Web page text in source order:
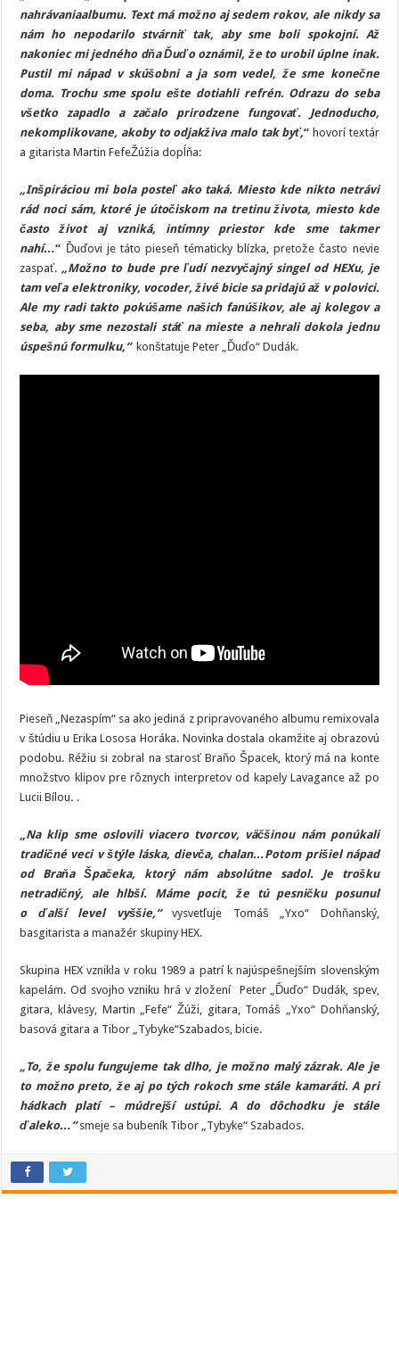
nahrávaniaalbumu. Text má možno aj sedem rokov, ale nikdy sa
nám ho nepodarilo stvárniť tak, aby sme boli spokojní. Až
nakoniec mi jedného dňa Ďuďo oznámil, že to urobil úplne inak.
Pustil mi nápad v skúšobni a ja som vedel, že sme konečne
doma. Trochu sme spolu ešte dotiahli refrén. Odrazu do seba
všetko zapadlo a začalo prirodzene fungovať. Jednoducho,
nekomplikovane, akoby to odjakživa malo tak byť,“ hovorí textár
a gitarista Martin FefeŽúžia dopĺňa:
„Inšpiráciou mi bola posteľ ako taká. Miesto kde nikto netrávi
rád noci sám, ktoré je útočiskom na tretinu života, miesto kde
často život aj vzniká, intímny priestor kde sme takmer
nahí…“ Ďuďovi je táto pieseň tématicky blízka, pretože často nevie
zaspať. „Možno to bude pre ľudí nezvyčajný singel od HEXu, je
tam veľa elektroniky, vocoder, živé bicie sa pridajú až v polovici.
Ale my radi takto pokúšame našich fanúšikov, ale aj kolegov a
seba, aby sme nezostali stáť na mieste a nehrali dokola jednu
úspešnú formulku,“konštatuje Peter „Ďuďo“ Dudák.
Pieseň „Nezaspím“ sa ako jediná z pripravovaného albumu remixovala
v štúdiu u Erika Lososa Horáka. Novinka dostala okamžite aj obrazovú
podobu. Réžiu si zobral na starosť Braňo Špacek, ktorý má na konte
množstvo klipov pre rôznych interpretov od kapely Lavagance až po
Lucii Bílou. .
„Na klip sme oslovili viacero tvorcov, väčšinou nám ponúkali
tradičné veci v štýle láska, dievča, chalan…Potom prišiel nápad
od Braňa Špačeka, ktorý nám absolútne sadol. Je trošku
netradičný, ale hlbší. Máme pocit, že tú pesničku posunul
o ďalší level vyššie,“vysvetľuje Tomáš „Yxo“ Dohňanský,
basgitarista a manažér skupiny HEX.
Skupina HEX vznikla v roku 1989 a patrí k najúspešnejším slovenským
kapelám. Od svojho vzniku hrá v zložení Peter „Ďuďo“ Dudák, spev,
gitara, klávesy, Martin „Fefe“ Žúži, gitara, Tomáš „Yxo“ Dohňanský,
basová gitara a Tibor „Tybyke“Szabados, bicie.
„To, že spolu fungujeme tak dlho, je možno malý zázrak. Ale je
to možno preto, že aj po tých rokoch sme stále kamaráti. A pri
hádkach platí – múdrejší ustúpi. A do dôchodku je stále
ďaleko…“smeje sa bubeník Tibor „Tybyke“ Szabados.